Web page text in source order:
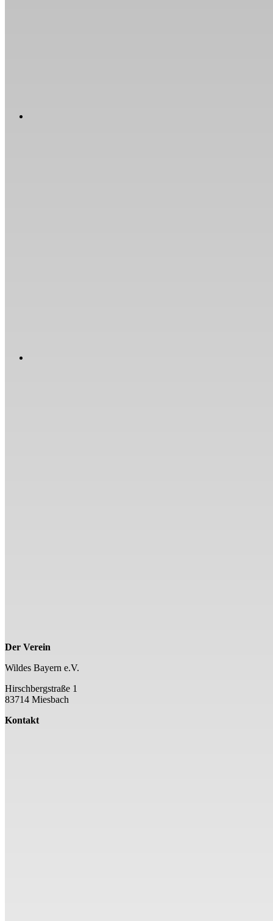
Der Verein
Wildes Bayern e.V.
Hirschbergstraße 1
83714 Miesbach
Kontakt